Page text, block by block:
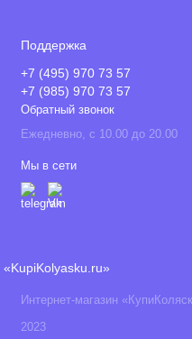
Поддержка
+7 (495) 970 73 57
+7 (985) 970 73 57
Обратный звонок
Ежедневно, с 10.00 до 20.00
Мы в сети
«KupiKolyasku.ru»
Интернет-магазин
2023